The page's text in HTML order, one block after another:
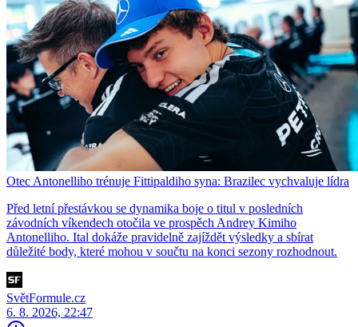
Otec Antonelliho trénuje Fittipaldiho syna: Brazilec vychvaluje lídra
Před letní přestávkou se dynamika boje o titul v posledních
závodních víkendech otočila ve prospěch Andrey Kimiho
Antonelliho. Ital dokáže pravidelně zajíždět výsledky a sbírat
důležité body, které mohou v součtu na konci sezony rozhodnout.
SvětFormule.cz
6. 8. 2026, 22:47